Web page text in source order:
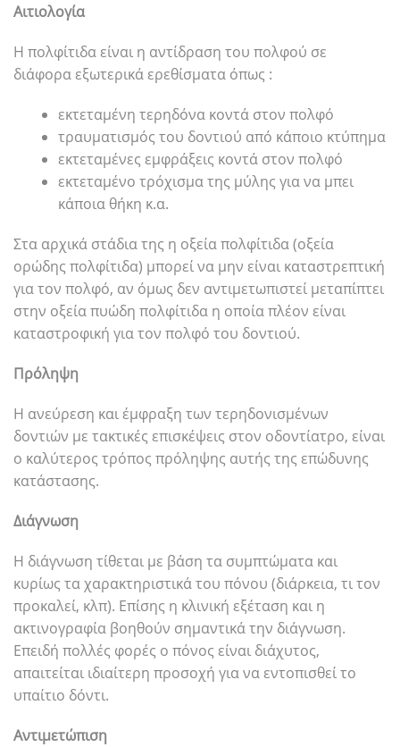
Αιτιολογία
Η πολφίτιδα είναι η αντίδραση του πολφού σε
διάφορα εξωτερικά ερεθίσματα όπως :
εκτεταμένη τερηδόνα κοντά στον πολφό
τραυματισμός του δοντιού από κάποιο κτύπημα
εκτεταμένες εμφράξεις κοντά στον πολφό
εκτεταμένο τρόχισμα της μύλης για να μπει
κάποια θήκη κ.α.
Στα αρχικά στάδια της η οξεία πολφίτιδα (οξεία
ορώδης πολφίτιδα) μπορεί να μην είναι καταστρεπτική
για τον πολφό, αν όμως δεν αντιμετωπιστεί μεταπίπτει
στην οξεία πυώδη πολφίτιδα η οποία πλέον είναι
καταστροφική για τον πολφό του δοντιού.
Πρόληψη
Η ανεύρεση και έμφραξη των τερηδονισμένων
δοντιών με τακτικές επισκέψεις στον οδοντίατρο, είναι
ο καλύτερος τρόπος πρόληψης αυτής της επώδυνης
κατάστασης.
Διάγνωση
Η διάγνωση τίθεται με βάση τα συμπτώματα και
κυρίως τα χαρακτηριστικά του πόνου (διάρκεια, τι τον
προκαλεί, κλπ). Επίσης η κλινική εξέταση και η
ακτινογραφία βοηθούν σημαντικά την διάγνωση.
Επειδή πολλές φορές ο πόνος είναι διάχυτος,
απαιτείται ιδιαίτερη προσοχή για να εντοπισθεί το
υπαίτιο δόντι.
Αντιμετώπιση